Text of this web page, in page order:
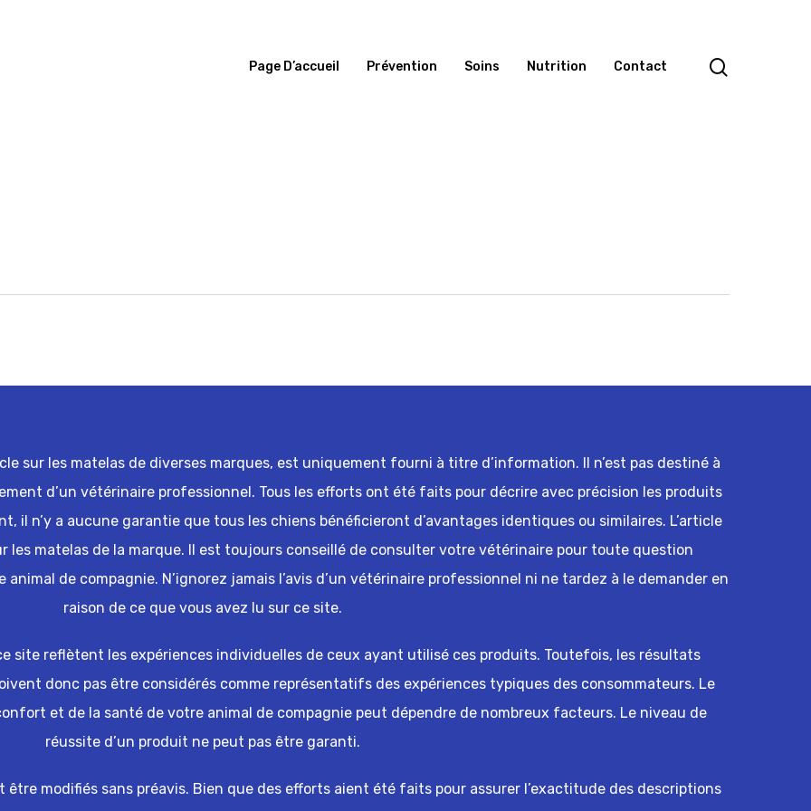
Page D’accueil Prévention Soins Nutrition Contact
sur les matelas de diverses marques, est uniquement fourni à titre d’information. Il n’est pas destiné à
d’un vétérinaire professionnel. Tous les efforts ont été faits pour décrire avec précision les produits
il n’y a aucune garantie que tous les chiens bénéficieront d’avantages identiques ou similaires. L’article
matelas de la marque. Il est toujours conseillé de consulter votre vétérinaire pour toute question
de compagnie. N’ignorez jamais l’avis d’un vétérinaire professionnel ni ne tardez à le demander en
raison de ce que vous avez lu sur ce site.
site reflètent les expériences individuelles de ceux ayant utilisé ces produits. Toutefois, les résultats
donc pas être considérés comme représentatifs des expériences typiques des consommateurs. Le
et de la santé de votre animal de compagnie peut dépendre de nombreux facteurs. Le niveau de
réussite d’un produit ne peut pas être garanti.
modifiés sans préavis. Bien que des efforts aient été faits pour assurer l’exactitude des descriptions